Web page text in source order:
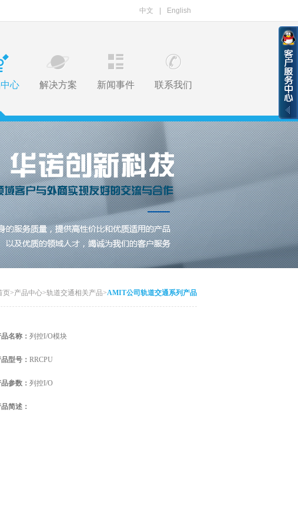
中文 English
心 解决方案 新闻事件 联系我们
页>产品中心>轨道交通相关产品>AMIT公司轨道交通系列产品
名称： 列控I/O模块
型号： RRCPU
参数： 列控I/O
简述：